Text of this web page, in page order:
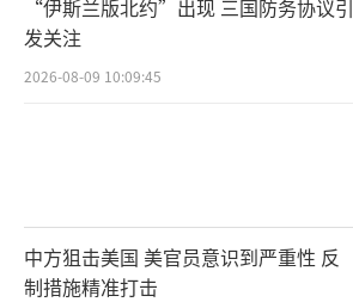
“伊斯兰版北约”出现 三国防务协议引
发关注
2026-08-09 10:09:45
中方狙击美国 美官员意识到严重性 反
制措施精准打击